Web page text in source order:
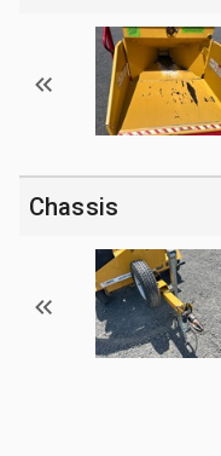
Chassis